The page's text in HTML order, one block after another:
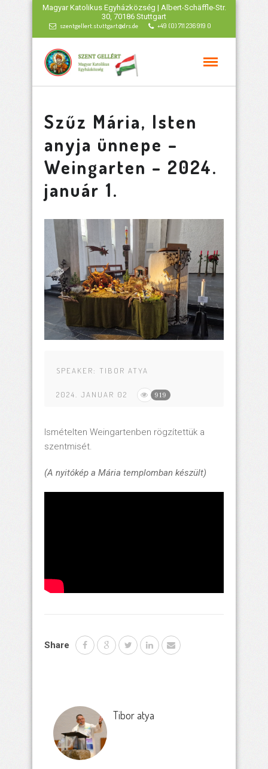
Magyar Katolikus Egyházközség | Albert-Schäffle-Str.
30, 70186 Stuttgart
szentgellert.stuttgart@drs.de +49 (0) 711 236 919 0
Szűz Mária, Isten
anyja ünnepe –
Weingarten – 2024.
január 1.
SPEAKER: TIBOR ATYA
2024. JANUAR 02 919
Ismételten Weingartenben rögzítettük a
szentmisét.
(A nyitókép a Mária templomban készült)
Share
Tibor atya